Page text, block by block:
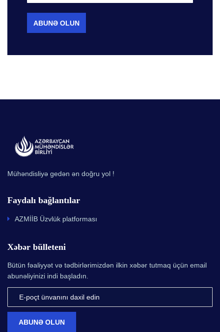
Mühəndisliyə gedən ən doğru yol !
Faydalı bağlantılar
AZMİİB Üzvlük platforması
Xəbər bülleteni
Bütün fəaliyyət və tədbirlərimizdən ilkin xəbər tutmaq üçün email
abunəliyinizi indi başladın.
ABUNƏ OLUN